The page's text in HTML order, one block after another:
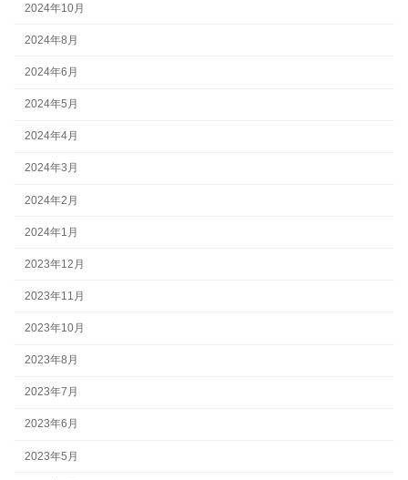
2024年10月
2024年8月
2024年6月
2024年5月
2024年4月
2024年3月
2024年2月
2024年1月
2023年12月
2023年11月
2023年10月
2023年8月
2023年7月
2023年6月
2023年5月